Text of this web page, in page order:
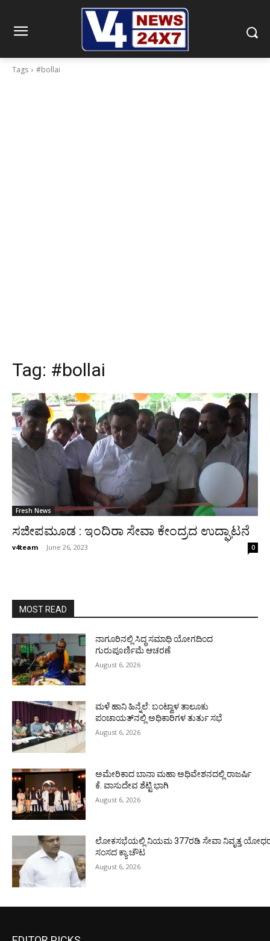
Tags #bollai
Tag: #bollai
Fresh News
ಸಜೀಪಮೂಡ : ಇಂದಿರಾ ಸೇವಾ ಕೇಂದ್ರದ ಉದ್ಘಾಟನೆ
v4team - June 26, 2023 0
MOST READ
ನಾಗೂರಿನಲ್ಲಿ ಸಿದ್ಧ ಸಮಾಧಿ ಯೋಗದಿಂದ
ಗುರುಪೂರ್ಣಿಮೆ ಆಚರಣೆ
August 6, 2026
ಮಳೆ ಹಾನಿ ಹಿನ್ನೆಲೆ: ಬಂಟ್ವಾಳ ತಾಲೂಕು
ಪಂಚಾಯತ್‌ನಲ್ಲಿ ಅಧಿಕಾರಿಗಳ ತುರ್ತು ಸಭೆ
August 6, 2026
ಅಮೇರಿಕಾದ ಬಾನಾ ಮಹಾ ಅಧಿವೇಶನದಲ್ಲಿ ರಾಜರ್ಷಿ
ಕೆ. ವಾಸುದೇವ ಶೆಟ್ಟಿ ಭಾಗಿ
August 6, 2026
ಲೋಕಸಭೆಯಲ್ಲಿ ನಿಯಮ 377ರಡಿ ಸೇವಾ ನಿವೃತ್ತ
ಸಂಸದ ಕ್ಯಾ.ಚೌಟ
August 6, 2026